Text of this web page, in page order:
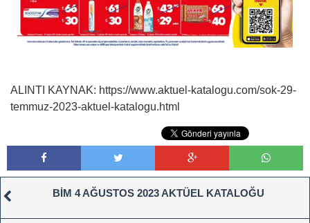
ALINTI KAYNAK: https://www.aktuel-katalogu.com/sok-29-
temmuz-2023-aktuel-katalogu.html
BİM 4 AĞUSTOS 2023 AKTÜEL KATALOĞU